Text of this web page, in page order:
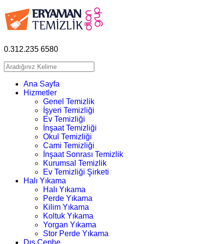
0.312.235 6580
Ana Sayfa
Hizmetler
Genel Temizlik
İşyeri Temizliği
Ev Temizliği
İnşaat Temizliği
Okul Temizliği
Cami Temizliği
İnşaat Sonrası Temizlik
Kurumsal Temizlik
Ev Temizliği Şirketi
Halı Yıkama
Halı Yıkama
Perde Yıkama
Kilim Yıkama
Koltuk Yıkama
Yorgan Yıkama
Stor Perde Yıkama
Dış Cephe